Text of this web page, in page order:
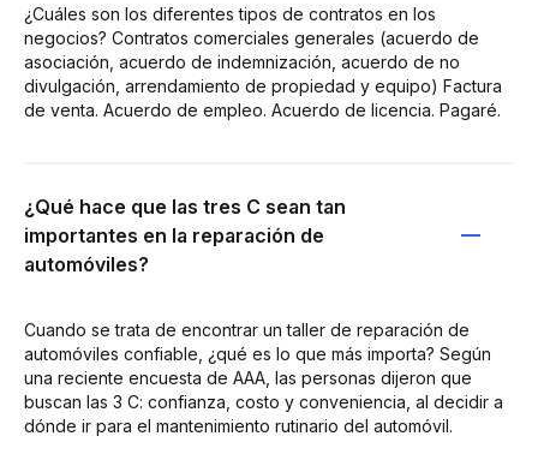
¿Cuáles son los diferentes tipos de contratos en los
negocios? Contratos comerciales generales (acuerdo de
asociación, acuerdo de indemnización, acuerdo de no
divulgación, arrendamiento de propiedad y equipo) Factura
de venta. Acuerdo de empleo. Acuerdo de licencia. Pagaré.
¿Qué hace que las tres C sean tan
importantes en la reparación de
automóviles?
Cuando se trata de encontrar un taller de reparación de
automóviles confiable, ¿qué es lo que más importa? Según
una reciente encuesta de AAA, las personas dijeron que
buscan las 3 C: confianza, costo y conveniencia, al decidir a
dónde ir para el mantenimiento rutinario del automóvil.